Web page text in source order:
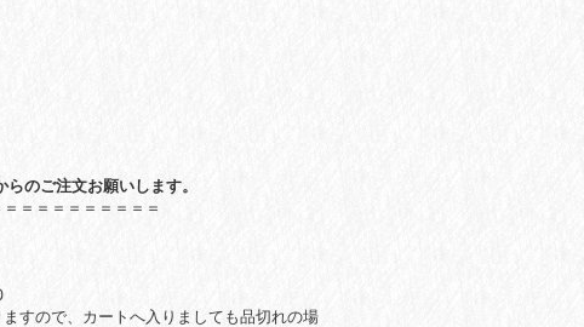
のご注文お願いします。
＝＝＝＝＝＝＝＝＝
すので、カートへ入りましても品切れの場